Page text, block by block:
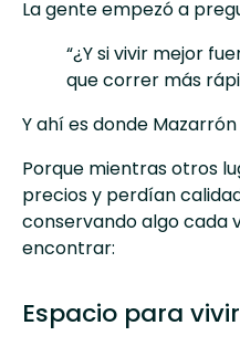
La gente empezó a
“¿Y si vivir mejor
que correr más
Y ahí es donde Mazarrón
Porque mientras otros
precios y perdían
conservando algo cada
encontrar:
Espacio para